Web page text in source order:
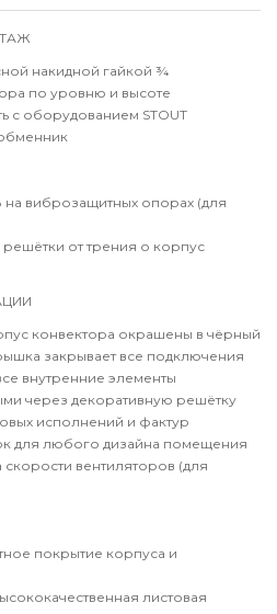
накидной гайкой ¾
по уровню и высоте
с оборудованием STOUT
на виброзащитных опорах (для
от трения о корпус
конвектора окрашены в чёрный
закрывает все подключения
внутренние элементы
через декоративную решётку
исполнений и фактур
для любого дизайна помещения
вентиляторов (для
покрытие корпуса и
листовая